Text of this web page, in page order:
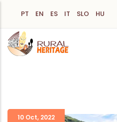
main
content
PT EN ES IT SLO HU
10 Oct, 2022